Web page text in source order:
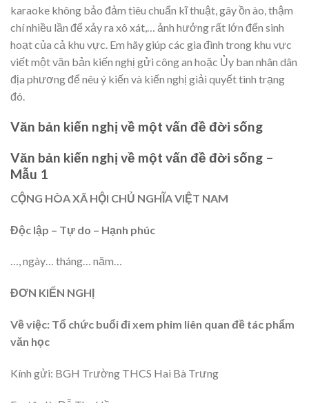
karaoke không bảo đảm tiêu chuẩn kĩ thuật, gây ồn ào, thậm
chí nhiều lần để xảy ra xô xát,… ảnh hưởng rất lớn đến sinh
hoạt của cả khu vực. Em hãy giúp các gia đình trong khu vực
viết một văn bản kiến nghị gửi công an hoặc Ủy ban nhân dân
địa phương để nêu ý kiến và kiến nghị giải quyết tình trạng
đó.
Văn bản kiến nghị về một vấn đề đời sống
Văn bản kiến nghị về một vấn đề đời sống –
Mẫu 1
CỘNG HÒA XÃ HỘI CHỦ NGHĨA VIỆT NAM
Độc lập – Tự do – Hạnh phúc
…, ngày… tháng… năm…
ĐƠN KIẾN NGHỊ
Về việc: Tổ chức buổi đi xem phim liên quan đề tác phẩm
văn học
Kính gửi: BGH Trường THCS Hai Bà Trưng